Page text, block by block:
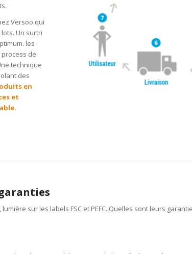
Versoo qui
Un surtri
les
de
technique
des
en
et
sur les labels FSC et PEFC. Quelles sont leurs